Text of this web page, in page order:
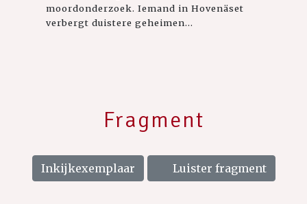
moordonderzoek. Iemand in Hovenäset
verbergt duistere geheimen...
Fragment
Inkijkexemplaar Luister fragment